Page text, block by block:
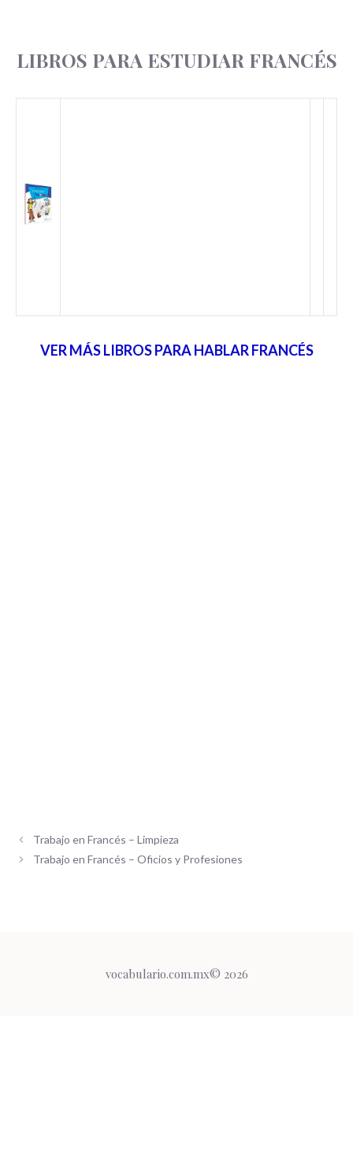
LIBROS PARA ESTUDIAR FRANCÉS
VER MÁS LIBROS PARA HABLAR FRANCÉS
Trabajo en Francés – Limpieza
Trabajo en Francés – Oficios y Profesiones
vocabulario.com.mx© 2026